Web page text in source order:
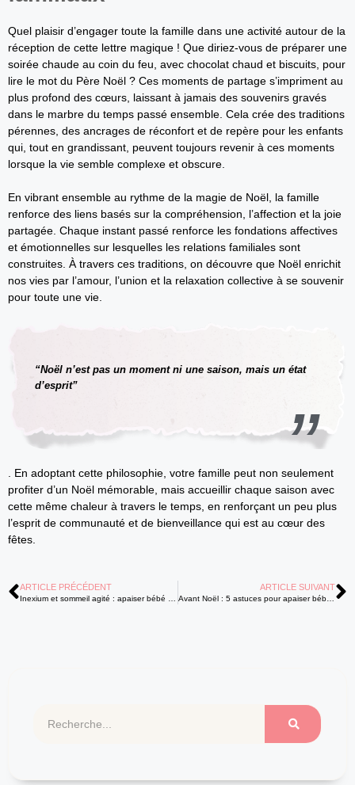
Quel plaisir d’engager toute la famille dans une activité autour de la
réception de cette lettre magique ! Que diriez-vous de préparer une
soirée chaude au coin du feu, avec chocolat chaud et biscuits, pour
lire le mot du Père Noël ? Ces moments de partage s’impriment au
plus profond des cœurs, laissant à jamais des souvenirs gravés
dans le marbre du temps passé ensemble. Cela crée des traditions
pérennes, des ancrages de réconfort et de repère pour les enfants
qui, tout en grandissant, peuvent toujours revenir à ces moments
lorsque la vie semble complexe et obscure.
En vibrant ensemble au rythme de la magie de Noël, la famille
renforce des liens basés sur la compréhension, l’affection et la joie
partagée. Chaque instant passé renforce les fondations affectives
et émotionnelles sur lesquelles les relations familiales sont
construites. À travers ces traditions, on découvre que Noël enrichit
nos vies par l’amour, l’union et la relaxation collective à se souvenir
pour toute une vie.
“Noël n’est pas un moment ni une saison, mais un état
d’esprit”
. En adoptant cette philosophie, votre famille peut non seulement
profiter d’un Noël mémorable, mais accueillir chaque saison avec
cette même chaleur à travers le temps, en renforçant un peu plus
l’esprit de communauté et de bienveillance qui est au cœur des
fêtes.
ARTICLE PRÉCÉDENT ARTICLE SUIVANT
Avant Noël : 5 astuces pour apaiser bébé durant le décompte des dodos